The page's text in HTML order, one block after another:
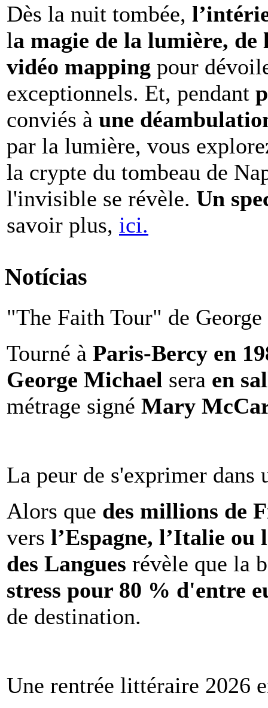
Dès la nuit tombée,
la magie de la lumière,
vidéo mapping pour
exceptionnels. Et, pendant
conviés à une
par la lumière, vous
la crypte du tombeau de
l'invisible se révèle. Un
savoir plus, ici.
Notícias
"The Faith Tour" de
Tourné à Paris-Bercy en
George Michael sera en
métrage signé Mary
La peur de s'exprimer dans
Alors que des millions de
vers l’Espagne, l’Italie ou
des Langues révèle que la
stress pour 80 % d'entre
de destination.
Une rentrée littéraire 2026